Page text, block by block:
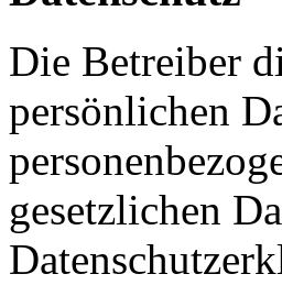
Die Betreiber
persönlichen
gesetzlichen